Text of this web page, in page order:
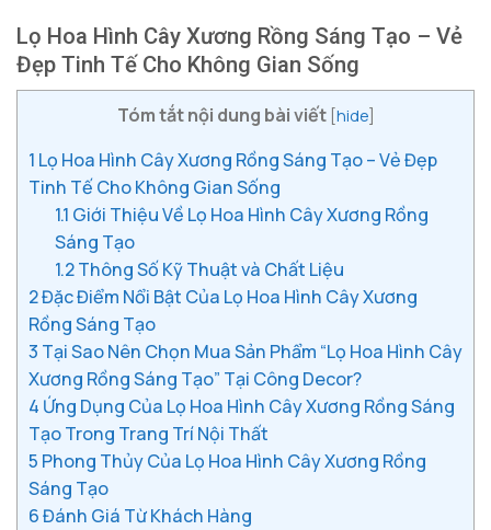
Lọ Hoa Hình Cây Xương Rồng Sáng Tạo – Vẻ
Đẹp Tinh Tế Cho Không Gian Sống
Tóm tắt nội dung bài viết hide]
1 Lọ Hoa Hình Cây Xương Rồng Sáng Tạo – Vẻ Đẹp
Tinh Tế Cho Không Gian Sống
1.1 Giới Thiệu Về Lọ Hoa Hình Cây Xương Rồng
Sáng Tạo
1.2Thông Số Kỹ Thuật và Chất Liệu
2Đặc Điểm Nổi Bật Của Lọ Hoa Hình Cây Xương
Rồng Sáng Tạo
3 Tại Sao Nên Chọn Mua Sản Phẩm “Lọ Hoa Hình Cây
Xương Rồng Sáng Tạo” Tại Công Decor?
4 Ứng Dụng Của Lọ Hoa Hình Cây Xương Rồng Sáng
Tạo Trong Trang Trí Nội Thất
5 Phong Thủy Của Lọ Hoa Hình Cây Xương Rồng
Sáng Tạo
6Đánh Giá Từ Khách Hàng